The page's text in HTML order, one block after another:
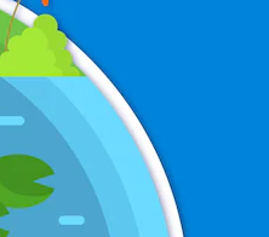
Academy
Документация по
Пакету ИИ
Служба
поддержки
Условия и
положения
Политика
Поиск